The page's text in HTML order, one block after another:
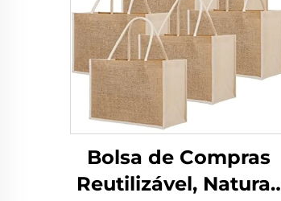
Bolsa de Compras
Reutilizável, Natural,